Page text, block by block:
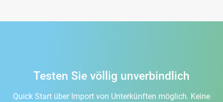
Testen Sie völlig unverbindlich
Quick Start über Import von Unterkünften möglich. Keine